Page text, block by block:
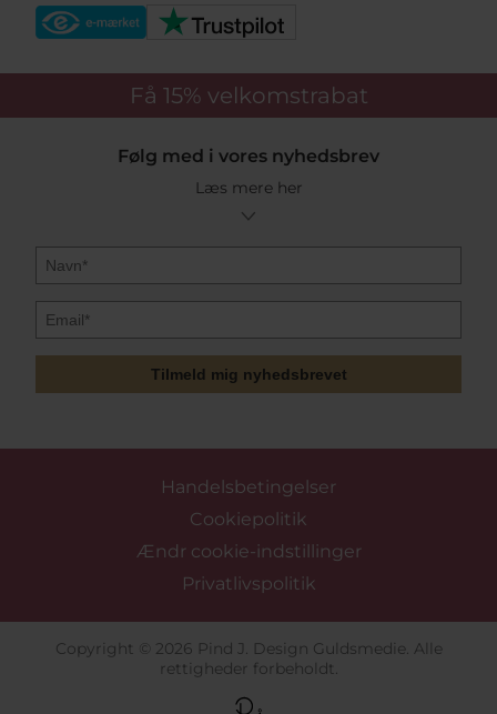
Få 15% velkomstrabat
Følg med i vores nyhedsbrev
Læs mere her
Tilmeld mig nyhedsbrevet
Handelsbetingelser
Cookiepolitik
Ændr cookie-indstillinger
Privatlivspolitik
Copyright © 2026 Pind J. Design Guldsmedie. Alle
rettigheder forbeholdt.